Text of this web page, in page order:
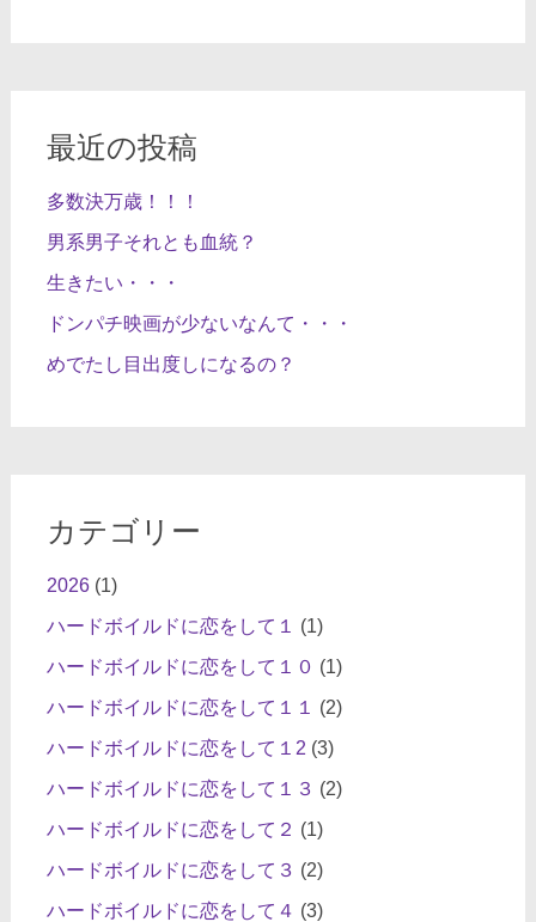
最近の投稿
多数決万歳！！！
男系男子それとも血統？
生きたい・・・
ドンパチ映画が少ないなんて・・・
めでたし目出度しになるの？
カテゴリー
2026(1)
ハードボイルドに恋をして１
(1)
ハードボイルドに恋をして１０ (1)
ハードボイルドに恋をして１１
(2)
ハードボイルドに恋をして１2 (3)
ハードボイルドに恋をして１３ (2)
ハードボイルドに恋をして２ (1)
ハードボイルドに恋をして３ (2)
ハードボイルドに恋をして４ (3)